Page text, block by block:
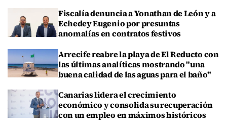
Fiscalía denuncia a Yonathan de León y a
Echedey Eugenio por presuntas
anomalías en contratos festivos
Arrecife reabre la playa de El Reducto con
las últimas analíticas mostrando "una
buena calidad de las aguas para el baño"
Canarias lidera el crecimiento
económico y consolida su recuperación
con un empleo en máximos históricos